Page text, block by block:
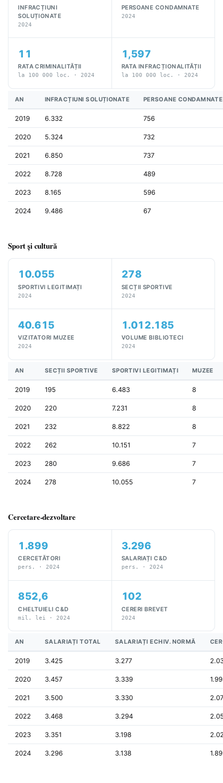
INFRACȚIUNI
SOLUȚIONATE
2024
PERSOANE CONDAMNATE
2024
11
RATA CRIMINALITĂȚII
la 100 000 loc. · 2024
1,597
RATA INFRACȚIONALITĂȚII
la 100 000 loc. · 2024
AN INFRACȚIUNI SOLUȚIONATE PERSOANE CONDAMNATE
2019 6.332 756
2020 5.324 732
2021 6.850 737
2022 8.728 489
2023 8.165 596
2024 9.486 67
Sport și cultură
10.055
SPORTIVI LEGITIMAȚI
2024
278
SECȚII SPORTIVE
2024
40.615
VIZITATORI MUZEE
2024
1.012.185
VOLUME BIBLIOTECI
2024
AN SECȚII SPORTIVE SPORTIVI LEGITIMAȚI MUZEE
2019 195 6.483 8
2020 220 7.231 8
2021 232 8.822 8
2022 262 10.151 7
2023 280 9.686 7
2024 278 10.055 7
Cercetare-dezvoltare
1.899
CERCETĂTORI
pers. · 2024
3.296
SALARIAȚI C&D
pers. · 2024
852,6
CHELTUIELI C&D
mil. lei · 2024
102
CERERI BREVET
2024
AN SALARIAȚI TOTAL SALARIAȚI ECHIV. NORMĂ
2019 3.425 3.277
2020 3.457 3.339
2021 3.500 3.330
2022 3.468 3.294
2023 3.351 3.198
2024 3.296 3.138